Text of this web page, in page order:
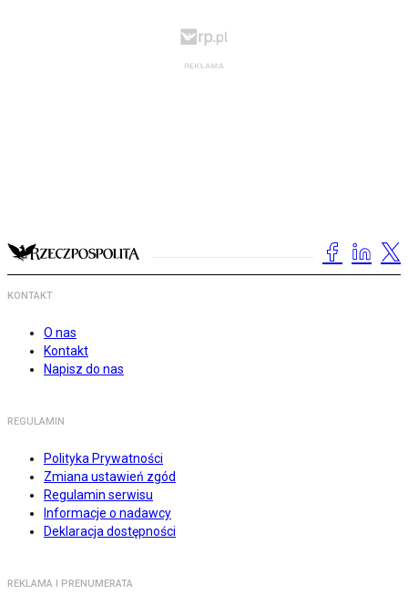
KONTAKT
O nas
Kontakt
Napisz do nas
REGULAMIN
Polityka Prywatności
Zmiana ustawień zgód
Regulamin serwisu
Informacje o nadawcy
Deklaracja dostępności
REKLAMA I PRENUMERATA